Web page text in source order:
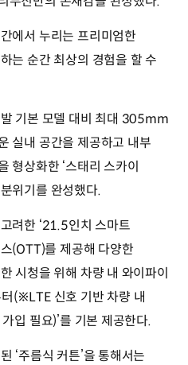
에서 누리는 프리미엄한
는 순간 최상의 경험을 할 수
기본 모델 대비 최대 305mm
실내 공간을 제공하고 내부
형상화한 ‘스태리 스카이
위기를 완성했다.
려한 ‘21.5인치 스마트
(OTT)를 제공해 다양한
시청을 위해 차량 내 와이파이
(※LTE 신호 기반 차량 내
입 필요)’를 기본 제공한다.
‘주름식 커튼’을 통해서는